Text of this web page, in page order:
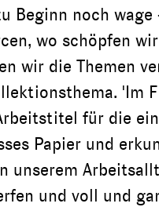
Beginn noch
wo schöpfen
wir die Themen
'Im
für die
Papier und
unserem
und voll und